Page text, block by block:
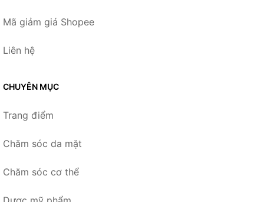
Mã giảm giá Shopee
Liên hệ
CHUYÊN MỤC
Trang điểm
Chăm sóc da mặt
Chăm sóc cơ thể